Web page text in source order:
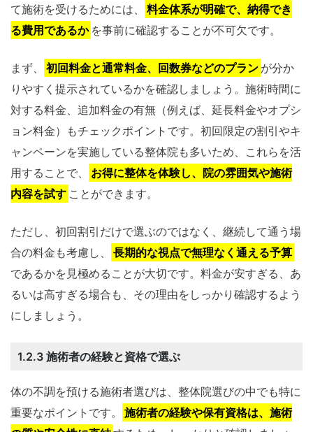
て施術を受けるためには、
料金体系が明確で、納得でき
る費用であるか を事前に確認することが不可欠です。
まず、 初回料金と通常料金、回数券などのプラン が分か
りやすく提示されているかを確認しましょう。施術時間に
対する料金、追加料金の有無（例えば、延長料金やオプシ
ョン料金）もチェックポイントです。初回限定の割引やキ
ャンペーンを実施している整体院も多いため、これらを活
用することで、
お得に整体を体験し、院の雰囲気や施術
内容を試す ことができます。
ただし、初回割引だけで選ぶのではなく、継続して通う場
合の料金も考慮し、
長期的な視点で無理なく通える予算
であるかを見極めることが大切です。料金が安すぎる、あ
るいは高すぎる場合も、その理由をしっかり確認するよう
にしましょう。
1.2.3 施術者の経験と資格で選ぶ
体の不調を預ける施術者選びは、整体院選びの中でも特に
重要なポイントです。
施術者の経験や保有資格は、施術